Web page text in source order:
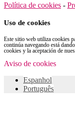
Política de cookies -
Uso de cookies
Este sitio web utiliza cookies
continúa navegando está
cookies y la aceptación de
Aviso de cookies
Espanhol
Português